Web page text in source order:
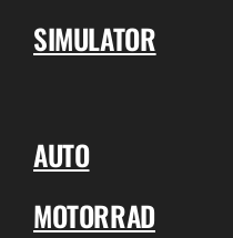
SIMULATOR
AUTO
MOTORRAD